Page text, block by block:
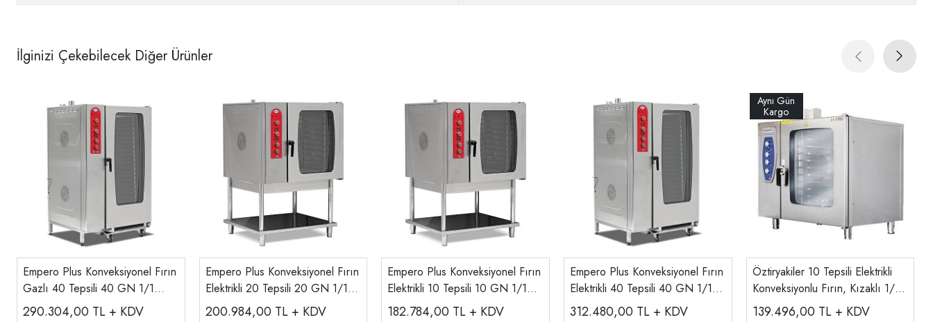
İlginizi Çekebilecek Diğer Ürünler
Empero Plus Konveksiyonel Fırın
Gazlı 40 Tepsili 40 GN 1/1
EMP.GKF.40
290.304,00 TL + KDV
Empero Plus Konveksiyonel Fırın
Elektrikli 20 Tepsili 20 GN 1/1
EMP.EKF-20
200.984,00 TL + KDV
Empero Plus Konveksiyonel Fırın
Elektrikli 10 Tepsili 10 GN 1/1
EMP.EKF-10
182.784,00 TL + KDV
Empero Plus Konveksiyonel Fırın
Elektrikli 40 Tepsili 40 GN 1/1
EMP.EKF-40
312.480,00 TL + KDV
Öztiryakiler 10 Tepsili Elektrikli
Konveksiyonlu Fırın, Kızaklı 1/1
GN
139.496,00 TL + KDV